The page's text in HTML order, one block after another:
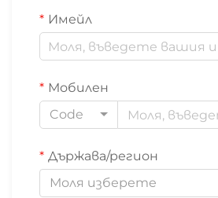
Имейл
Мобилен
Code
Държава/регион
Моля изберете